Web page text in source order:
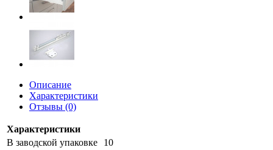
Описание
Характеристики
Отзывы (0)
Характеристики
В заводской упаковке
10